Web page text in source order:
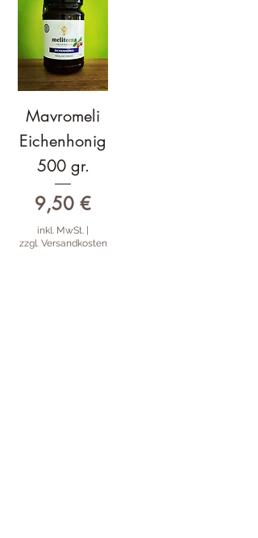
Mavromeli
Eichenhonig
500 gr.
Preis
9,50 €
inkl. MwSt.
zzgl. Versandkosten